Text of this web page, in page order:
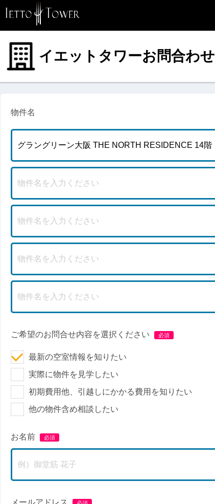
イエットタワーお問合わせ
物件名
ご希望のお問合せ内容を選択ください
最新の空室情報を知りたい
実際に物件を見学したい
初期費用他、引越しにかかる費用を知りたい
他の物件含め相談したい
お名前
メールアドレス